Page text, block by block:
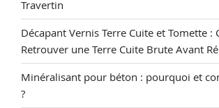
Travertin
Décapant Vernis Terre Cuite et Tomette :
Retrouver une Terre Cuite Brute Avant
Minéralisant pour béton : pourquoi et
?